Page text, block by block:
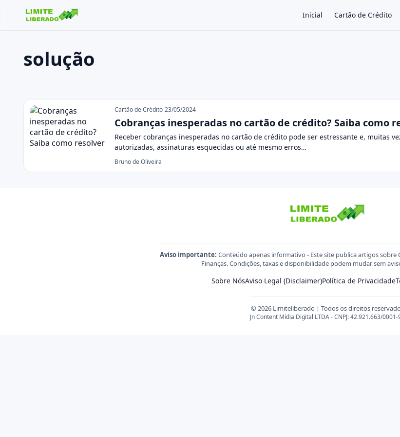
Inicial Cartão de Crédito
Buscar no site
Pressione Enter para buscar ou ESC para fechar.
solução
solução Cartão de Crédito 23/05/2024
Cobranças inesperadas no cartão de crédito? Saiba como
Receber cobranças inesperadas no cartão de crédito pode ser estressante e, muitas
autorizadas, assinaturas esquecidas ou até mesmo erros…
Bruno de Oliveira
Aviso importante: Conteúdo apenas informativo - Este site publica artigos sobre
Finanças. Condições, taxas e disponibilidade podem mudar sem
Sobre NósAviso Legal (Disclaimer)Política de Privacidade
© 2026 Limiteliberado | Todos os direitos
Jn Content Midia Digital LTDA - CNPJ: 42.921.663/0001-